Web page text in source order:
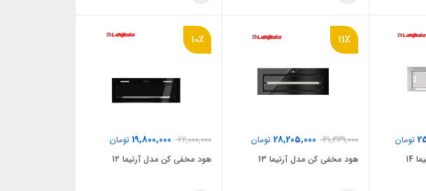
تومان
11٪
31,339,000
28,205,000 تومان
هود مخفی کن مدل آرتیما 13
10٪
22,000,000
19,800,000 تومان
هود مخفی کن مدل آرتیما 12